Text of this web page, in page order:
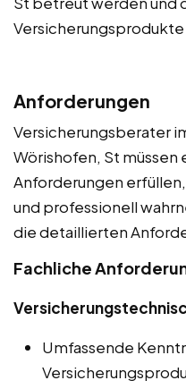
Anforderungen
Versicherungsberater
Wörishofen, St müssen
Anforderungen
und professionell
die detaillierten
Fachliche
Umfassende